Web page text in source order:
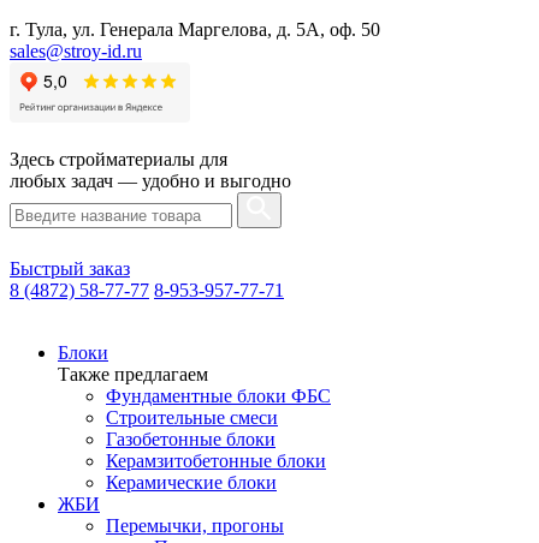
г. Тула, ул. Генерала Маргелова, д. 5А, оф. 50
sales@stroy-id.ru
Здесь стройматериалы для
любых задач — удобно и выгодно
Быстрый заказ
8 (4872) 58-77-77 8-953-957-77-71
Блоки
Также предлагаем
Фундаментные блоки ФБС
Строительные смеси
Газобетонные блоки
Керамзитобетонные блоки
Керамические блоки
ЖБИ
Перемычки, прогоны